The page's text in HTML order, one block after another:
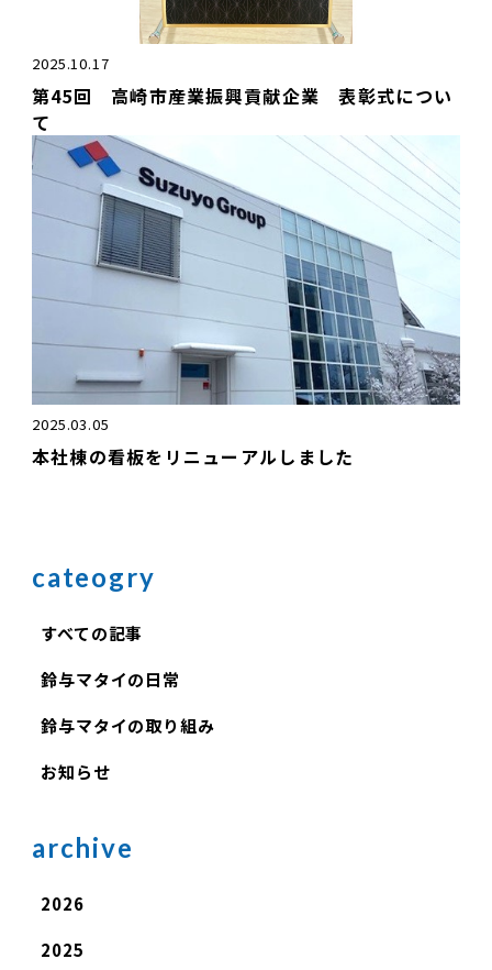
2025.10.17
第45回 高崎市産業振興貢献企業 表彰式につい
て
2025.03.05
本社棟の看板をリニューアルしました
cateogry
すべての記事
鈴与マタイの日常
鈴与マタイの取り組み
お知らせ
archive
2026
2025